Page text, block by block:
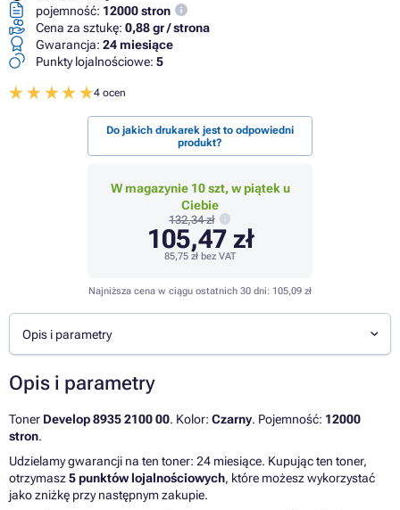
pojemność: 12000 stron
Cena za sztukę: 0,88 gr / strona
Gwarancja: 24 miesiące
Punkty lojalnościowe: 5
4 ocen
Do jakich drukarek jest to odpowiedni
produkt?
W magazynie 10 szt, w piątek u
Ciebie
132,34 zł
105,47 zł
85,75 zł bez VAT
Najniższa cena w ciągu ostatnich 30 dni: 105,09 zł
Opis i parametry
Opis i parametry
Toner Develop 8935 2100 00. Kolor: Czarny. Pojemność: 12000
stron.
Udzielamy gwarancji na ten toner: 24 miesiące. Kupując ten toner,
otrzymasz5 punktów lojalnościowych, które możesz wykorzystać
jako zniżkę przy następnym zakupie.